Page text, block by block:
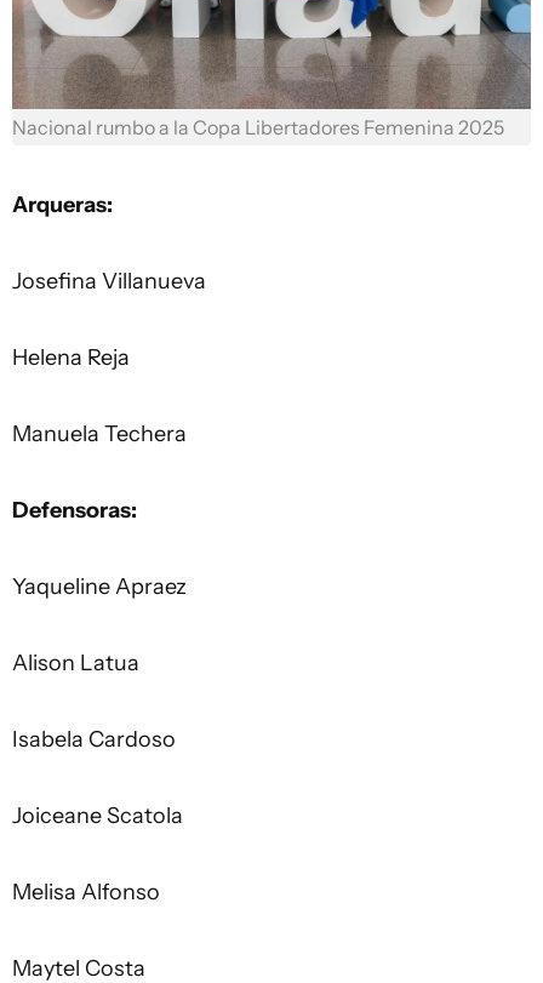
Nacional rumbo a la Copa Libertadores Femenina 2025
Arqueras:
Josefina Villanueva
Helena Reja
Manuela Techera
Defensoras:
Yaqueline Apraez
Alison Latua
Isabela Cardoso
Joiceane Scatola
Melisa Alfonso
Maytel Costa